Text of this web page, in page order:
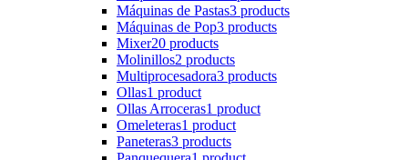
Máquinas de Pastas3 products
Máquinas de Pop3 products
Mixer20 products
Molinillos2 products
Multiprocesadora3 products
Ollas1 product
Ollas Arroceras1 product
Omeleteras1 product
Paneteras3 products